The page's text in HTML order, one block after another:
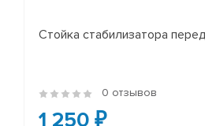
Стойка стабилизатора
0 отзывов
1 250 ₽